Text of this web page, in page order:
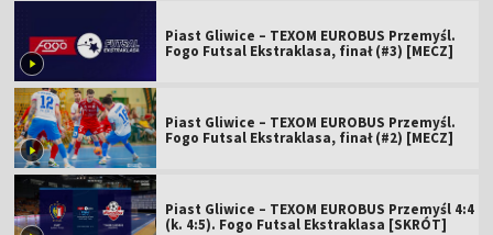
Piast Gliwice – TEXOM EUROBUS Przemyśl.
Fogo Futsal Ekstraklasa, finał (#3) [MECZ]
Piast Gliwice – TEXOM EUROBUS Przemyśl.
Fogo Futsal Ekstraklasa, finał (#2) [MECZ]
Piast Gliwice – TEXOM EUROBUS Przemyśl 4:4
(k. 4:5). Fogo Futsal Ekstraklasa [SKRÓT]